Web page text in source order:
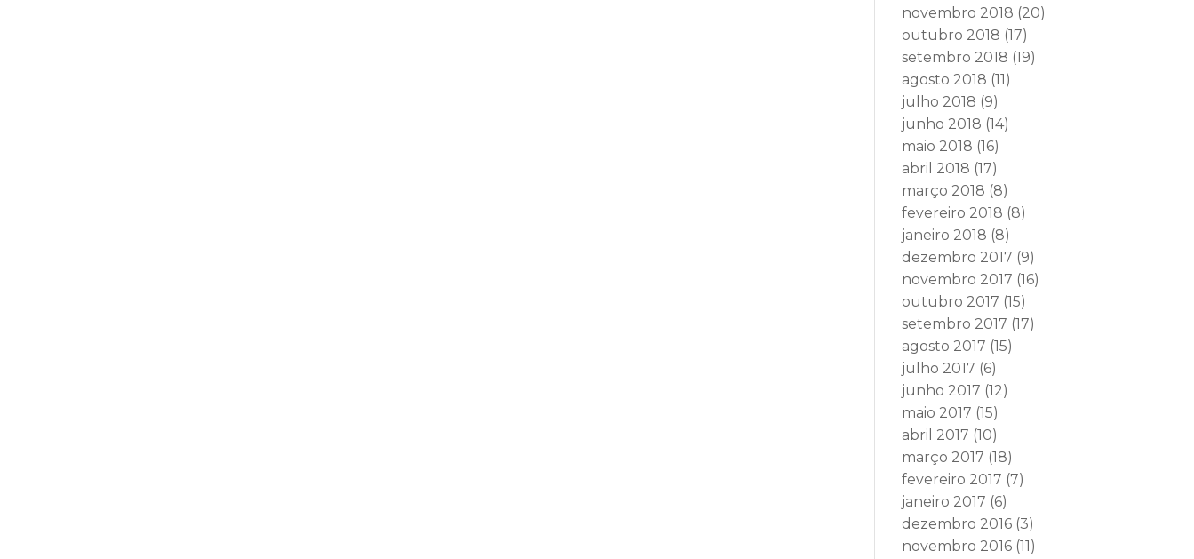
novembro 2018 (20)
outubro 2018 (17)
setembro 2018 (19)
agosto 2018 (11)
julho 2018 (9)
junho 2018 (14)
maio 2018 (16)
abril 2018 (17)
março 2018 (8)
fevereiro 2018 (8)
janeiro 2018 (8)
dezembro 2017 (9)
novembro 2017 (16)
outubro 2017 (15)
setembro 2017 (17)
agosto 2017 (15)
julho 2017 (6)
junho 2017 (12)
maio 2017 (15)
abril 2017 (10)
março 2017 (18)
fevereiro 2017 (7)
janeiro 2017 (6)
dezembro 2016 (3)
novembro 2016 (11)